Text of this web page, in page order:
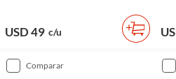
USD 49 c/u
comparar